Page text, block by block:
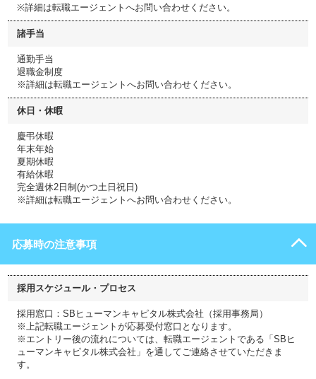
※詳細は転職エージェントへお問い合わせください。
諸手当
通勤手当
退職金制度
※詳細は転職エージェントへお問い合わせください。
休日・休暇
慶弔休暇
年末年始
夏期休暇
有給休暇
完全週休2日制(かつ土日祝日)
※詳細は転職エージェントへお問い合わせください。
応募時の注意事項
採用スケジュール・プロセス
採用窓口：SBヒューマンキャピタル株式会社（採用事務局）
※上記転職エージェントが応募受付窓口となります。
※エントリー後の流れについては、転職エージェントである「SBヒ
ューマンキャピタル株式会社」を通してご連絡させていただきま
す。